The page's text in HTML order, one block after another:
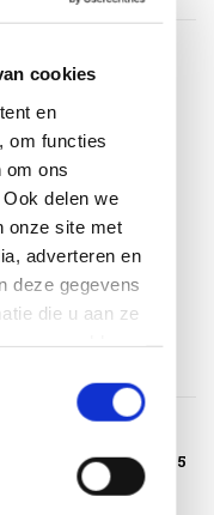
cookies
en
om functies
om ons
delen we
onze site met
adverteren en
deze gegevens
die u aan ze
loungeset 5
140x85 cm
thuisbezorgd.
hoek loungeset 5
antraciet